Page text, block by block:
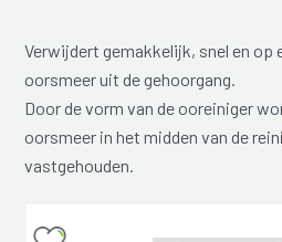
Verwijdert gemakkelijk, snel en op
oorsmeer uit de gehoorgang.
Door de vorm van de ooreiniger
oorsmeer in het midden van de
vastgehouden.